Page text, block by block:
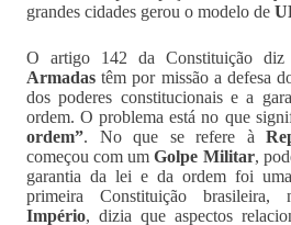
grandes cidades gerou o modelo de
O artigo 142 da Constituição
Armadas têm por missão a defesa
dos poderes constitucionais e a
ordem. O problema está no que
ordem”. No que se refere à
começou com umGolpe Militar,
garantia da lei e da ordem foi
primeira Constituição
Império, dizia que aspectos